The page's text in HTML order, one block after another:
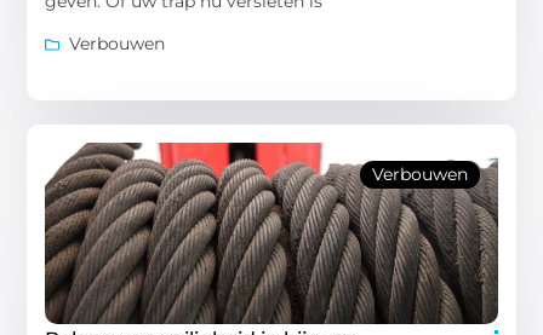
Verbouwen
Verbouwen